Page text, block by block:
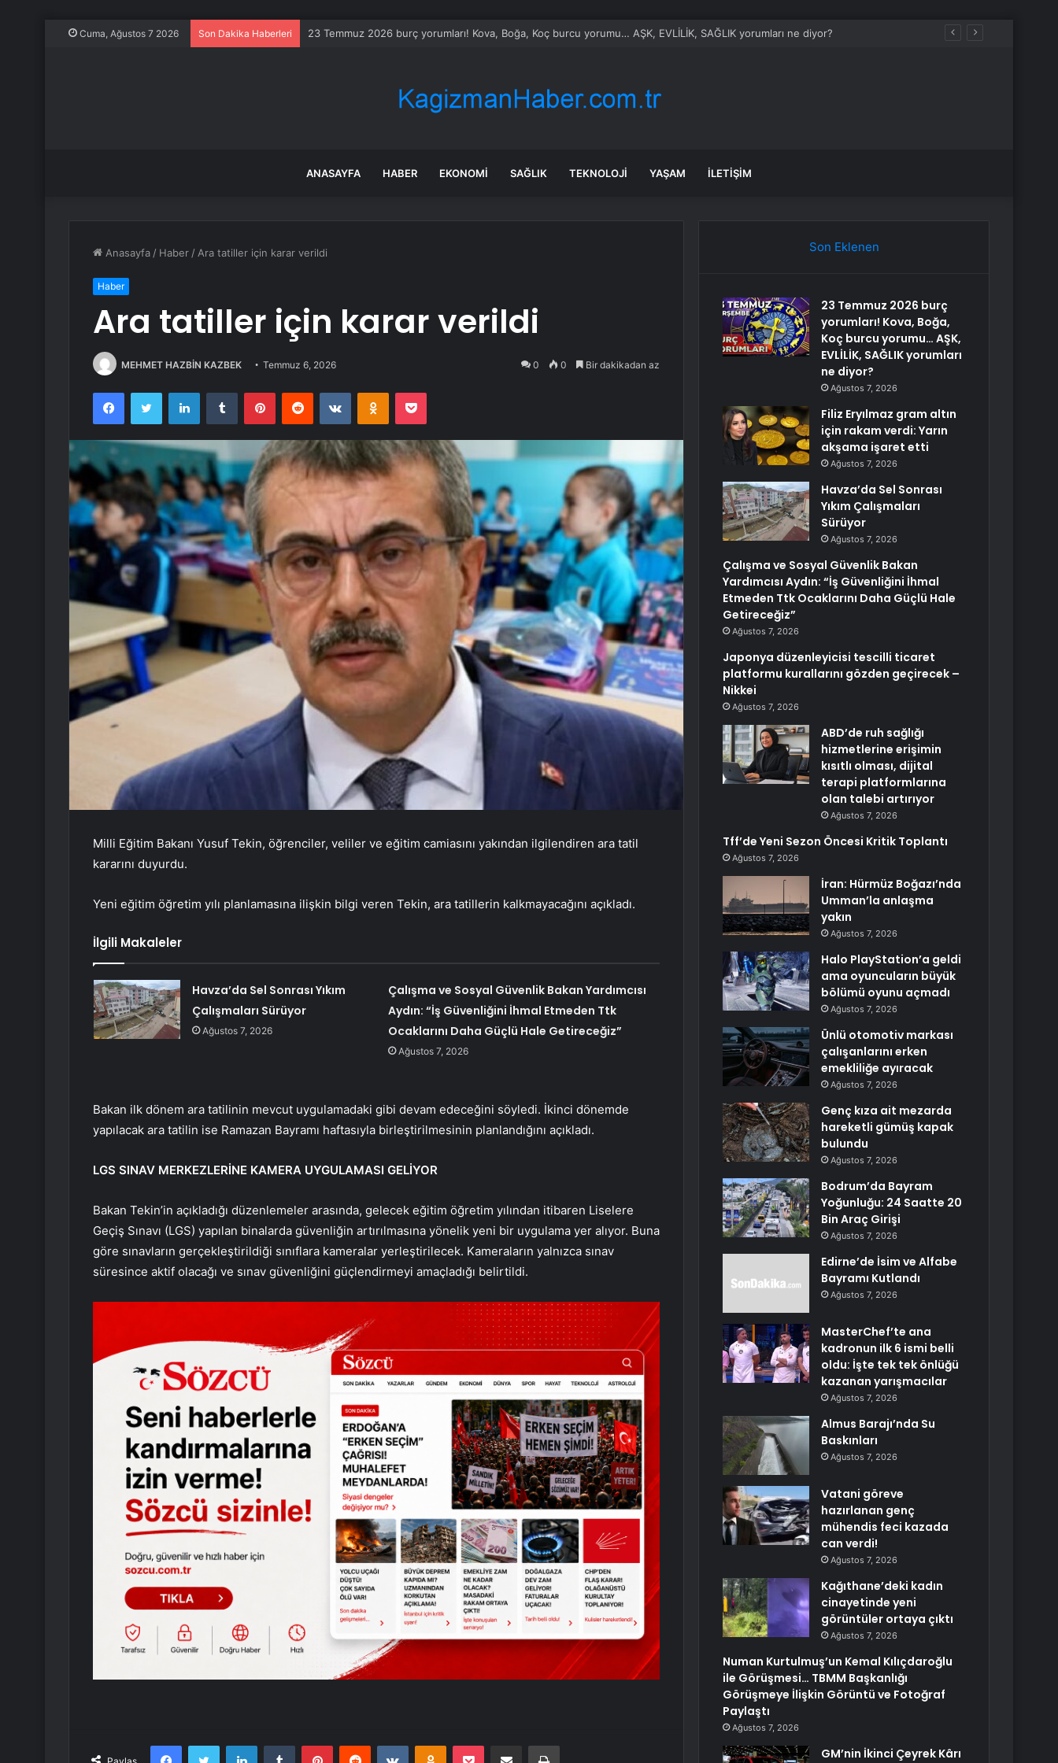
Cuma, Ağustos 7 2026 Son Dakika Haberleri 23 Temmuz 2026 burç yorumları! Kova, Boğa, Koç burcu yorumu… AŞK, EVLİLİK, SAĞLIK yorumları ne diyor?
ANASAYFA HABER EKONOMI SAĞLIK TEKNOLOJI YAŞAM İLETIŞIM
Anasayfa / Haber / Ara tatiller için karar verildi
Haber
Ara tatiller için karar verildi
MEHMET HAZBİN KAZBEK Temmuz 6, 2026 0 0 Bir dakikadan az
FacebookTwitter LinkedInTumblr PinterestReddit VKontakteOdnoklassniki
Pocket
Milli Eğitim Bakanı Yusuf Tekin, öğrenciler, veliler ve eğitim camiasını yakından ilgilendiren ara tatil
kararını duyurdu.
Yeni eğitim öğretim yılı planlamasına ilişkin bilgi veren Tekin, ara tatillerin kalkmayacağını açıkladı.
İlgili Makaleler
Havza’da Sel Sonrası Yıkım
Çalışmaları Sürüyor
Ağustos 7, 2026
Çalışma ve Sosyal Güvenlik Bakan Yardımcısı
Aydın: “İş Güvenliğini İhmal Etmeden Ttk
Ocaklarını Daha Güçlü Hale Getireceğiz”
Ağustos 7, 2026
Bakan ilk dönem ara tatilinin mevcut uygulamadaki gibi devam edeceğini söyledi. İkinci dönemde
yapılacak ara tatilin ise Ramazan Bayramı haftasıyla birleştirilmesinin planlandığını açıkladı.
LGS SINAV MERKEZLERİNE KAMERA UYGULAMASI GELİYOR
Bakan Tekin’in açıkladığı düzenlemeler arasında, gelecek eğitim öğretim yılından itibaren Liselere
Geçiş Sınavı (LGS) yapılan binalarda güvenliğin artırılmasına yönelik yeni bir uygulama yer alıyor. Buna
göre sınavların gerçekleştirildiği sınıflara kameralar yerleştirilecek. Kameraların yalnızca sınav
süresince aktif olacağı ve sınav güvenliğini güçlendirmeyi amaçladığı belirtildi.
FacebookTwitter LinkedInTumblr PinterestReddit VKontakteOdnoklassniki
Pocket E-Posta ile paylaş Yazdır
Son Eklenen
23 Temmuz 2026 burç
yorumları! Kova, Boğa,
Koç burcu yorumu… AŞK,
EVLİLİK, SAĞLIK yorumları
ne diyor?
Ağustos 7, 2026
Filiz Eryılmaz gram altın
için rakam verdi: Yarın
akşama işaret etti
Ağustos 7, 2026
Havza’da Sel Sonrası
Yıkım Çalışmaları
Sürüyor
Ağustos 7, 2026
Çalışma ve Sosyal Güvenlik Bakan
Yardımcısı Aydın: “İş Güvenliğini İhmal
Etmeden Ttk Ocaklarını Daha Güçlü Hale
Getireceğiz”
Ağustos 7, 2026
Japonya düzenleyicisi tescilli ticaret
platformu kurallarını gözden geçirecek –
Nikkei
Ağustos 7, 2026
ABD’de ruh sağlığı
hizmetlerine erişimin
kısıtlı olması, dijital
terapi platformlarına
olan talebi artırıyor
Ağustos 7, 2026
Tff’de Yeni Sezon Öncesi Kritik Toplantı
Ağustos 7, 2026
İran: Hürmüz Boğazı’nda
Umman’la anlaşma
yakın
Ağustos 7, 2026
Halo PlayStation’a geldi
ama oyuncuların büyük
bölümü oyunu açmadı
Ağustos 7, 2026
Ünlü otomotiv markası
çalışanlarını erken
emekliliğe ayıracak
Ağustos 7, 2026
Genç kıza ait mezarda
hareketli gümüş kapak
bulundu
Ağustos 7, 2026
Bodrum’da Bayram
Yoğunluğu: 24 Saatte 20
Bin Araç Girişi
Ağustos 7, 2026
Edirne’de İsim ve Alfabe
Bayramı Kutlandı
Ağustos 7, 2026
MasterChef’te ana
kadronun ilk 6 ismi belli
oldu: İşte tek tek önlüğü
kazanan yarışmacılar
Ağustos 7, 2026
Almus Barajı’nda Su
Baskınları
Ağustos 7, 2026
Vatani göreve
hazırlanan genç
mühendis feci kazada
can verdi!
Ağustos 7, 2026
Kağıthane’deki kadın
cinayetinde yeni
görüntüler ortaya çıktı
Ağustos 7, 2026
Numan Kurtulmuş’un Kemal Kılıçdaroğlu
ile Görüşmesi… TBMM Başkanlığı
Görüşmeye İlişkin Görüntü ve Fotoğraf
Paylaştı
Ağustos 7, 2026
GM’nin İkinci Çeyrek Kârı